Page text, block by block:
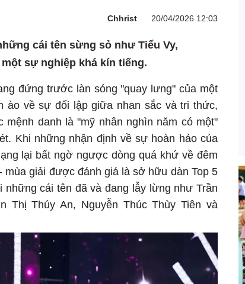
Chhrist 20/04/2026 12:03
cái tên sừng sỏ như Tiểu Vy,
sự nghiệp khá kín tiếng.
đứng trước làn sóng "quay lưng" của một
ào về sự đối lập giữa nhan sắc và tri thức,
mệnh danh là "mỹ nhân nghìn năm có một"
Khi những nhận định về sự hoàn hảo của
lại bất ngờ ngược dòng quá khứ về đêm
mùa giải được đánh giá là sở hữu dàn Top 5
cái tên đã và đang lẫy lừng như Trần
Thị Thúy An, Nguyễn Thúc Thùy Tiên và